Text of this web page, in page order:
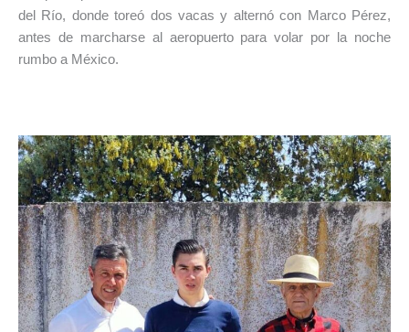
del Río, donde toreó dos vacas y alternó con Marco Pérez,
antes de marcharse al aeropuerto para volar por la noche
rumbo a México.